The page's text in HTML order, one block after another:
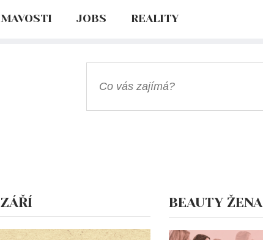
JOBS REALITY
BEAUTY ŽENA